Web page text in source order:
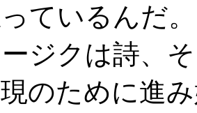
ているんだ
ジクは詩、
のために進